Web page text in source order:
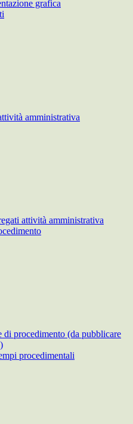
grafica
amministrativa
attività amministrativa
di procedimento (da pubblicare
procedimentali